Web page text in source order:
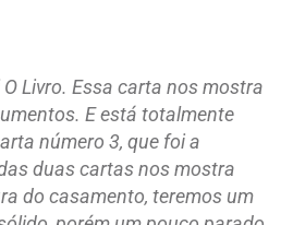
Livro. Essa carta nos mostra
E está totalmente
número 3, que foi a
duas cartas nos mostra
do casamento, teremos um